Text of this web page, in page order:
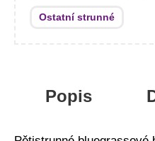
Ostatní strunné
Popis